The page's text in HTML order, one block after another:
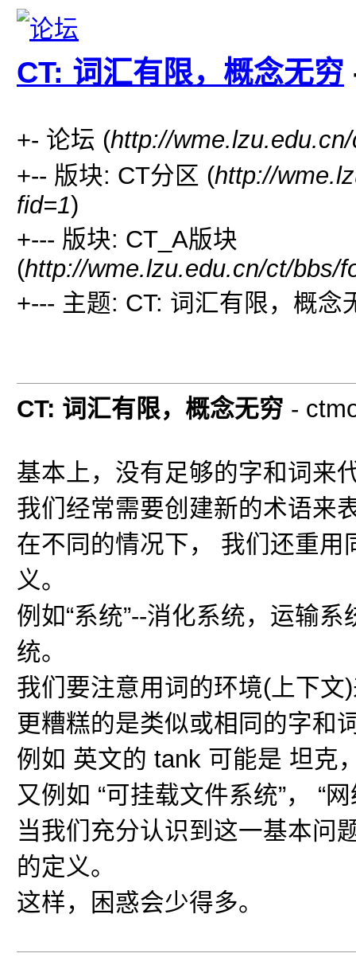
CT: 词汇有限，概念无穷
+- 论坛 (http://
+-- 版块: CT分区 (http://
fid=1)
+--- 版块: CT_A版块
(http://wme.lzu.edu.cn/ct/bbs/
+--- 主题: CT: 词汇有限，概念
CT: 词汇有限，概念无穷 -
基本上，没有足够的字和词来
我们经常需要创建新的术语来
在不同的情况下， 我们还重
义。
例如“系统”--消化系统，运输
统。
我们要注意用词的环境(上下文
更糟糕的是类似或相同的字和
例如 英文的 tank 可能是 坦克
又例如 “可挂载文件系统”， “
当我们充分认识到这一基本问
的定义。
这样，困惑会少得多。